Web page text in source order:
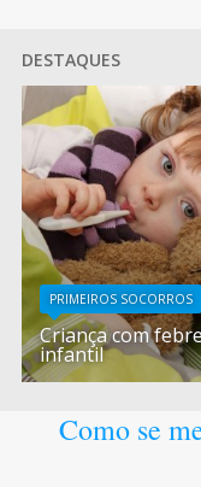
DESTAQUES
PRIMEIROS SOCORROS
Criança com
infantil
Como se